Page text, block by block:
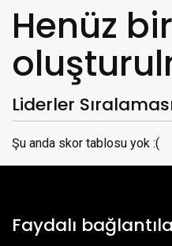
Liderler
Şu anda skor tablosu yok :(
Henüz
Faydalı